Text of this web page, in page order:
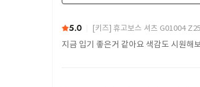
5.0 [키즈] 휴고보스 셔츠 G01004
지금 입기 좋은거 같아요 색감도 시원해